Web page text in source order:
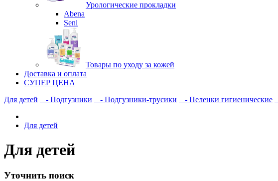
Урологические прокладки
Abena
Seni
Товары по уходу за кожей
Доставка и оплата
СУПЕР ЦЕНА
Для детей
- Подгузники - Подгузники-трусики - Пеленки гигиенические
Для детей
Для детей
Уточнить поиск